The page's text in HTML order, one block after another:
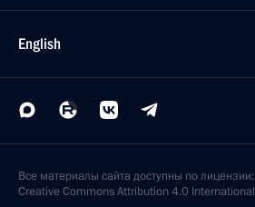
English
Все материалы сайта доступны по лицензии:
Creative Commons Attribution 4.0 International